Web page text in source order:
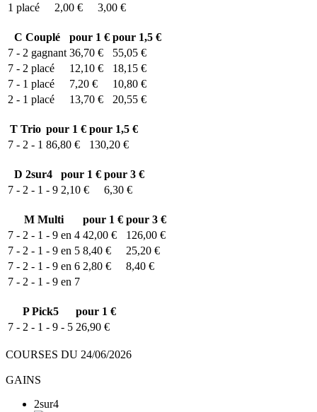
1 placé 2,00 € 3,00 €
C Couplé pour 1 € pour 1,5 €
7 - 2 gagnant 36,70 €
55,05 €
7 - 2 placé 12,10 €
18,15 €
7 - 1 placé 7,20 €
10,80 €
2 - 1 placé 13,70 € 20,55 €
T Trio pour 1 € pour 1,5 €
7 - 2 - 1 86,80 € 130,20 €
D 2sur4 pour 1 € pour 3 €
7 - 2 - 1 - 9 2,10 € 6,30 €
M Multi pour 1 € pour 3 €
7 - 2 - 1 - 9 en 4 42,00 €
126,00 €
7 - 2 - 1 - 9 en 5 8,40 €
25,20 €
7 - 2 - 1 - 9 en 6 2,80 €
8,40 €
7 - 2 - 1 - 9 en 7
PPick5
pour 1 €
7 - 2 - 1 - 9 - 5 26,90 €
COURSES DU 24/06/2026
GAINS
2sur4